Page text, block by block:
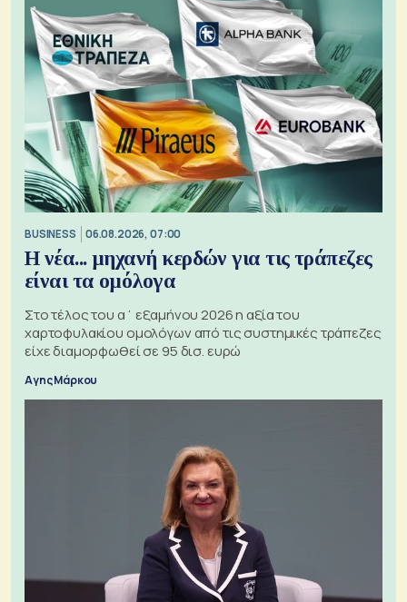
BUSINESS 06.08.2026, 07:00
Η νέα... μηχανή κερδών για τις τράπεζες
είναι τα ομόλογα
Στο τέλος του α΄ εξαμήνου 2026 η αξία του
χαρτοφυλακίου ομολόγων από τις συστημικές τράπεζες
είχε διαμορφωθεί σε 95 δισ. ευρώ
Αγης Μάρκου